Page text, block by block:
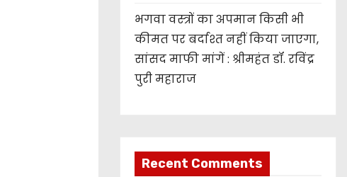
भगवा वस्त्रों का अपमान किसी भी
कीमत पर बर्दाश्त नहीं किया जाएगा,
सांसद माफी मांगें : श्रीमहंत डॉ. रविंद्र
पुरी महाराज
Recent Comments